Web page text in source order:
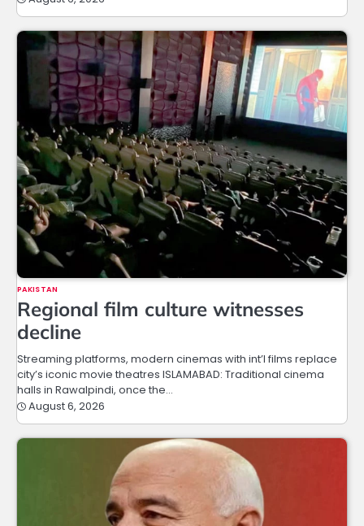
PAKISTAN
Regional film culture witnesses
decline
Streaming platforms, modern cinemas with int’l films replace
city’s iconic movie theatres ISLAMABAD: Traditional cinema
halls in Rawalpindi, once the…
August 6, 2026